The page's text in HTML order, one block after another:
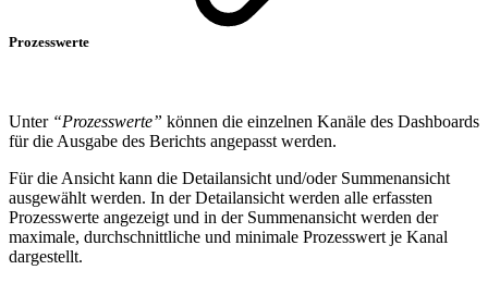
Prozesswerte
Unter “Prozesswerte” können die einzelnen Kanäle des Dashboards
für die Ausgabe des Berichts angepasst werden.
Für die Ansicht kann die Detailansicht und/oder Summenansicht
ausgewählt werden. In der Detailansicht werden alle erfassten
Prozesswerte angezeigt und in der Summenansicht werden der
maximale, durchschnittliche und minimale Prozesswert je Kanal
dargestellt.